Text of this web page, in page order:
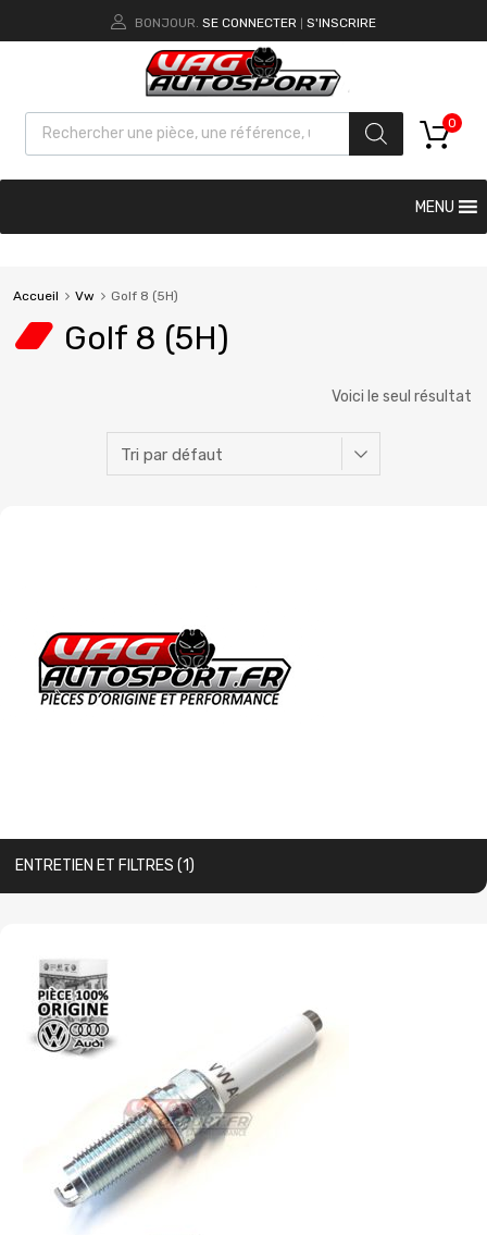
BONJOUR. SE CONNECTER S'INSCRIRE
0
MENU
Accueil Vw Golf 8 (5H)
Golf 8 (5H)
Voici le seul résultat
ENTRETIEN ET FILTRES (1)